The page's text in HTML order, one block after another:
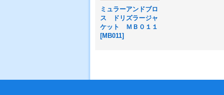
ミュラーアンドブロ
ス ドリズラージャ
ケット ＭＢ０１１
[MB011]